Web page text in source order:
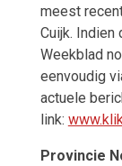
meest
Cuijk.
Weekblad
eenvoudig
actuele
link:
Provincie